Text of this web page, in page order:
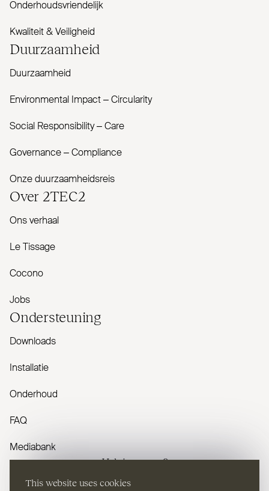
This website uses cookies
Onderhoudsvriendelijk
Kwaliteit & Veiligheid
Duur­zaamheid
Duurzaamheid
Envi­ronmental Impact – Cir­cularity
Social Responsibility – Care
Governance – Com­pliance
Onze duurzaamheidsreis
Over 2TEC2
Ons verhaal
Le Tissage
Cocono
Jobs
Onder­steuning
Downloads
Installatie
Onderhoud
FAQ
Mediabank
Heb je vragen?